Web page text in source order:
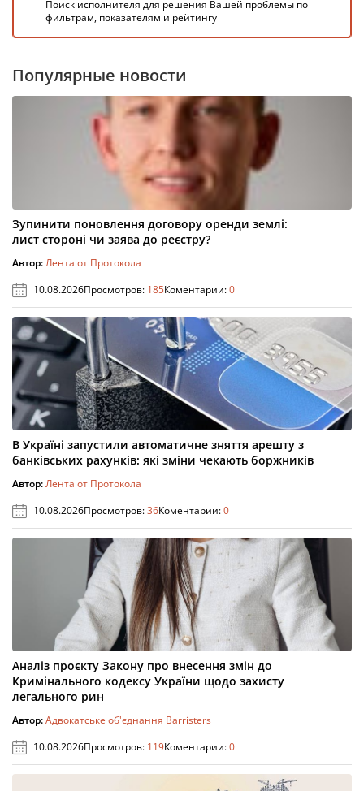
Поиск исполнителя для решения Вашей проблемы по
фильтрам, показателям и рейтингу
Популярные новости
Зупинити поновлення договору оренди землі:
лист стороні чи заява до реєстру?
Автор:Лента от Протокола
10.08.2026Просмотров: 185Коментарии:0
В Україні запустили автоматичне зняття арешту з
банківських рахунків: які зміни чекають боржників
Автор:Лента от Протокола
10.08.2026Просмотров:36Коментарии:0
Аналіз проєкту Закону про внесення змін до
Кримінального кодексу України щодо захисту
легального рин
Автор:Адвокатське об'єднання Barristers
10.08.2026Просмотров: 119Коментарии:0